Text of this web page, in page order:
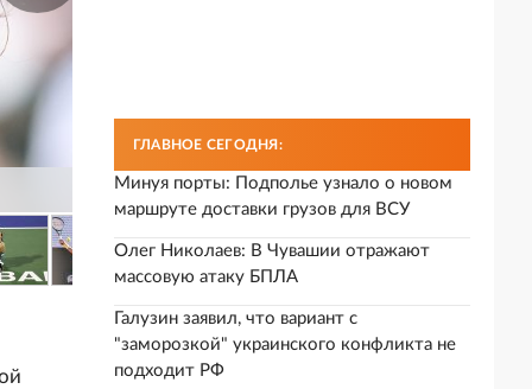
ГЛАВНОЕ СЕГОДНЯ:
Минуя порты: Подполье узнало о новом
маршруте доставки грузов для ВСУ
Олег Николаев: В Чувашии отражают
массовую атаку БПЛА
Галузин заявил, что вариант с
"заморозкой" украинского конфликта не
подходит РФ